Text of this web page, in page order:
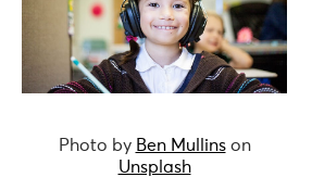
Photo by Ben Mullinson
Unsplash